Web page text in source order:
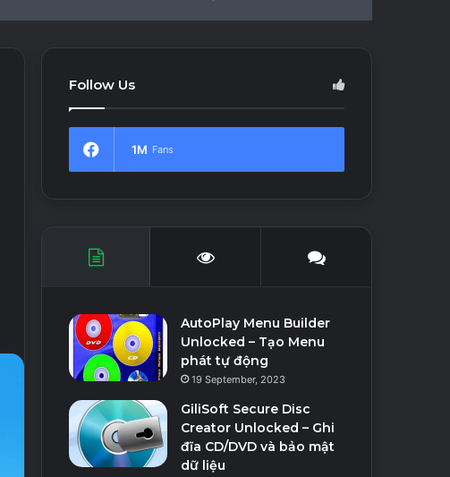
Follow Us
1M Fans
AutoPlay Menu Builder
Unlocked – Tạo Menu
phát tự động
19 September, 2023
GiliSoft Secure Disc
Creator Unlocked – Ghi
đĩa CD/DVD và bảo mật
dữ liệu